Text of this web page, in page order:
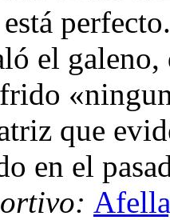
el galeno,
que
en el